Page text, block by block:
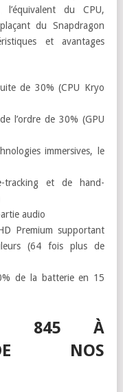
du CPU,
du Snapdragon
et avantages
de 30% (CPU Kryo
l’ordre de 30% (GPU
immersives, le
tracking et de hand-
audio
Premium supportant
(64 fois plus de
de la batterie en 15
845 À
DE NOS